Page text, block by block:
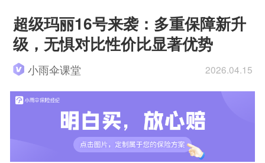
超级玛丽16号来袭：多重保障新升
级，无惧对比性价比显著优势
小雨伞课堂 2026.04.15